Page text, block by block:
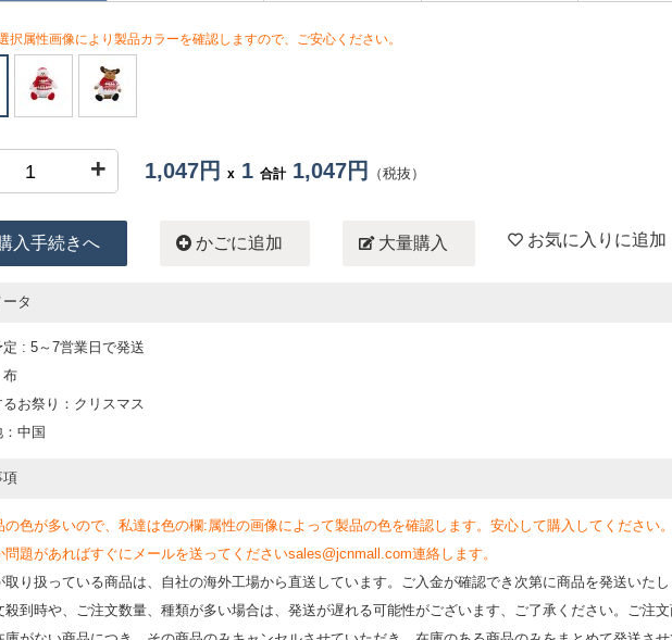
択属性画像により製品カラーを確認しますので、ご安心ください。
+ 1,047円 x 1 合計1,047円 （税抜）
入手続きへ かごに追加 大量購入 お気に入りに追加
タ
: 5～7営業日で発送
布
お祭り：クリスマス
中国
項
色が多いので、私達は色の欄:属性の画像によって製品の色を確認します。安心して購入してください
問題があればすぐにメールを送ってくださいsales@jcnmall.com連絡します。
取り扱っている商品は、自社の海外工場から直送しています。ご入金が確認でき次第に商品を発送いた
殺到時や、ご注文数量、種類が多い場合は、発送が遅れる可能性がございます、ご了承ください。ご注